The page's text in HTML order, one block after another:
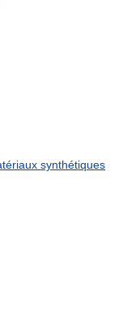
synthétiques